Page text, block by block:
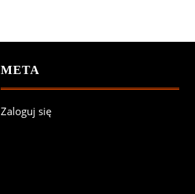
META
Zaloguj się